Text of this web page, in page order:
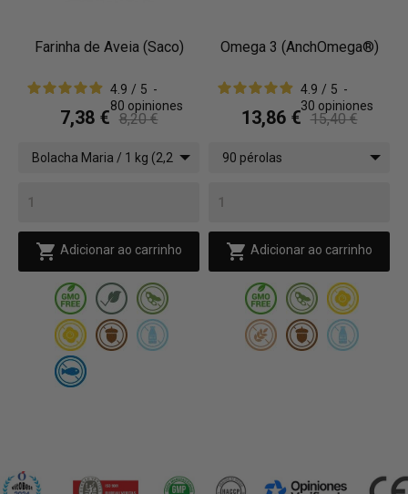
Farinha de Aveia (Saco)
4.9 / 5 -
80 opiniones
7,38 € 8,20 €
Bolacha Maria / 1 kg (2,2
 Adicionar ao carrinho
Omega 3 (AnchOmega®)
4.9 / 5 -
30 opiniones
13,86 € 15,40 €
90 pérolas
 Adicionar ao carrinho